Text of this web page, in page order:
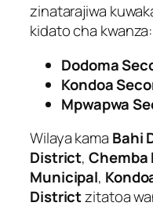
zinatarajiwa
kidato cha kwanza:
Dodoma
Kondoa
Mpwapwa
Wilaya kama Bahi
District,
Municipal,
Districtzitatoa